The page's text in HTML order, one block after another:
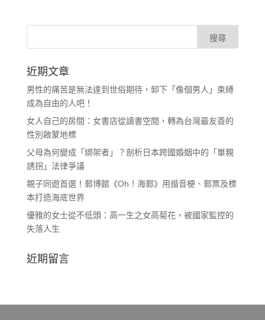
近期文章
男性的痛苦是無法達到世俗期待，卸下「像個男人」束縛
成為自由的人吧！
女人自己的房間：女書店從讀書空間，轉為台灣最友善的
性別啟蒙地標
父母為何變成「綁架者」？剖析日本跨國婚姻中的「單親
誘拐」法律爭議
親子同遊首選！郵博館《Oh！海郵》用諧音梗、郵票及標
本打造海底世界
優雅的女士從不低頭：高一生之女高菊花，被國家監控的
失落人生
近期留言